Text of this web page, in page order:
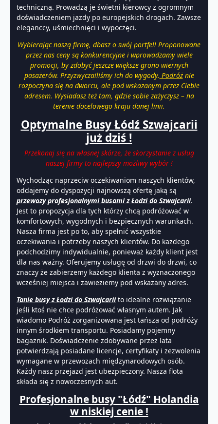
techniczną. Prowadzą je świetni kierowcy z ogromnym
doświadczeniem jazdy po europejskich drogach. Zawsze
eleganccy, uśmiechnięci i wypoczęci.
Wybierając naszą firmę, dbasz o swój portfel! Proponowane
przez nas ceny są konkurencyjne i wprowadzamy wiele
promocji, by zdobyć jeszcze większe grono wiernych
pasażerów. Przyzwyczailiśmy ich do wygody. Podróżnie
rozpoczyna się na dworcu, ale pod wskazanym przez Ciebie
adresem. Wysiadasz też tam, gdzie sobie zażyczysz – na
terenie docelowego kraju danej linii.
Optymalne Busy Łódź Szwajcarii
już dziś !
Przekonaj się na własnej skórze, że skorzystanie z usług
naszej firmy to najlepszy możliwy wybór !
Wychodząc naprzeciw oczekiwaniom naszych klientów,
oddajemy do dyspozycji najnowszą ofertę jaką są
przewozy profesjonalnymi busami z Łodzi do Szwajcarii.
Jest to propozycja dla tych którzy chcą podróżować w
komfortowych, wygodnych i bezpiecznych warunkach.
Nasza firma jest po to, aby spełnić wszystkie
oczekiwania i potrzeby naszych klientów. Do każdego
podchodzimy indywidualnie, ponieważ każdy klient jest
dla nas ważny. Oferujemy usługę od drzwi do drzwi, co
znaczy że zabierzemy każdego klienta z wyznaczonego
wcześniej miejsca i zawieziemy pod wskazany adres.
Tanie busy z Łodzi do Szwajcariito idealne rozwiązanie
jeśli ktoś nie chce podróżować własnym autem. Jak
wiadomo Podróż zorganizowana jest tańsza od podróży
innym środkiem transportu. Posiadamy pojemny
bagażnik. Doświadczenie zdobywane przez lata
potwierdzają posiadane licencje, certyfikaty i zezwolenia
wymagane w przewozach międzynarodowych osób.
Każdy nasz przejazd jest ubezpieczony. Nasza flota
składa się z nowoczesnych aut.
Profesjonalne busy "Łódź" Holandia
w niskiej cenie !